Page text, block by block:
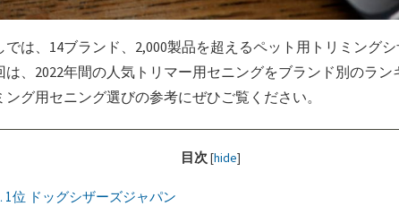
は、14ブランド、2,000製品を超えるペット用トリミング
は、2022年間の人気トリマー用セニングをブランド別のラン
ング用セニング選びの参考にぜひご覧ください。
目次 [hide]
1位 ドッグシザーズジャパン